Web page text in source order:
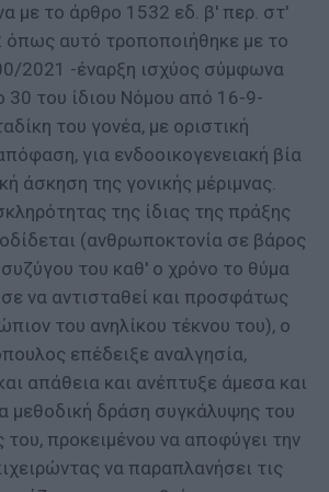
με το άρθρο 1532 εδ. β' περ. στ'
όπως αυτό τροποποιήθηκε με το
2021 -έναρξη ισχύος σύμφωνα
30 του ίδιου Νόμου από 16-9-
του γονέα, με οριστική
για ενδοοικογενειακή βία
άσκηση της γονικής μέριμνας.
της ίδιας της πράξης
(ανθρωποκτονία σε βάρος
του καθ' ο χρόνο το θύμα
να αντισταθεί και προσφάτως
του ανηλίκου τέκνου του), ο
επέδειξε αναλγησία,
απάθεια και ανέπτυξε άμεσα και
μεθοδική δράση συγκάλυψης του
του, προκειμένου να αποφύγει την
να παραπλανήσει τις